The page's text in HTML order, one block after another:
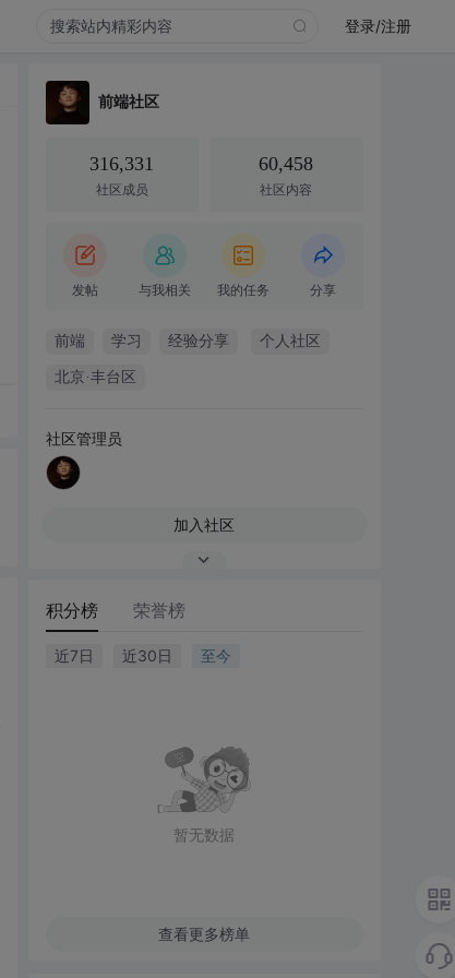
登录/注册
前端社区
316,331
社区成员
60,458
社区内容
发帖 与我相关 我的任务 分享
前端 学习 经验分享 个人社区
北京·丰台区
社区管理员
加入社区
积分榜 荣誉榜
近7日 近30日 至今
暂无数据
查看更多榜单